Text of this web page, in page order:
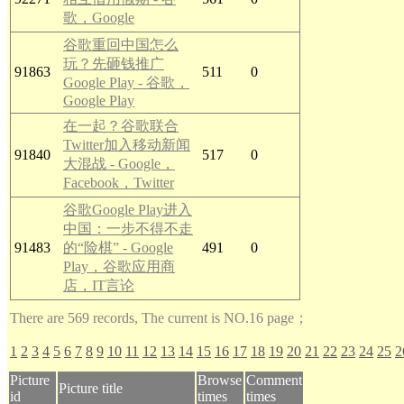
歌，Google
91863
谷歌重回中国怎么
玩？先砸钱推广
Google Play - 谷歌，
Google Play
511 0
91840
在一起？谷歌联合
Twitter加入移动新闻
大混战 - Google，
Facebook，Twitter
517 0
91483
谷歌Google Play进入
中国：一步不得不走
的“险棋” - Google
Play，谷歌应用商
店，IT言论
491 0
There are 569 records, The current is NO.16 page；
1 2 3 4 5 6 7 8 9 10 11 12 13 14 15 16 17 18 19 20 21 22 23 24 25
Picture
id
Picture title
Browse
times
Comment
times